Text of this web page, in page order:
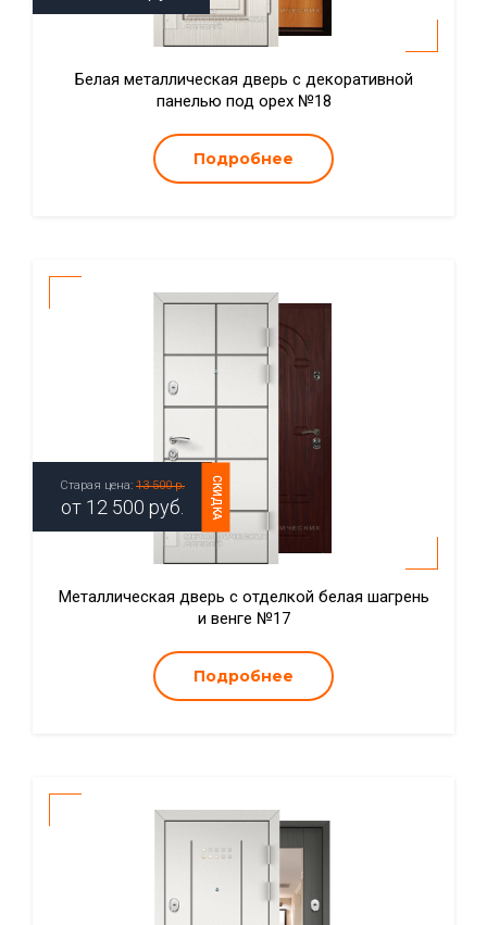
Белая металлическая дверь с декоративной
панелью под орех №18
Подробнее
СКИДКА
Старая цена: 13 500 р.
от 12 500 руб.
Металлическая дверь с отделкой белая шагрень
и венге №17
Подробнее